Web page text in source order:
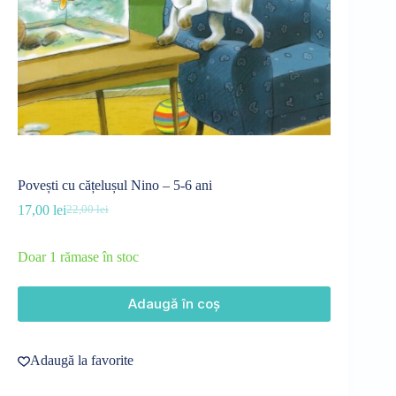
Povești cu cățelușul Nino – 5-6 ani
22,00lei
Prețul
fost:
17,00 leiPrețul
17,00 lei.
Doar 1 rămase în stoc
Adaugă în coș
Adaugă la favorite